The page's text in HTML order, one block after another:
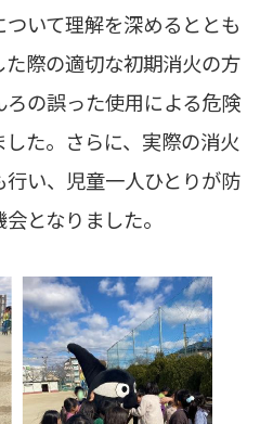
いて理解を深めるととも
際の適切な初期消火の方
の誤った使用による危険
た。さらに、実際の消火
い、児童一人ひとりが防
となりました。